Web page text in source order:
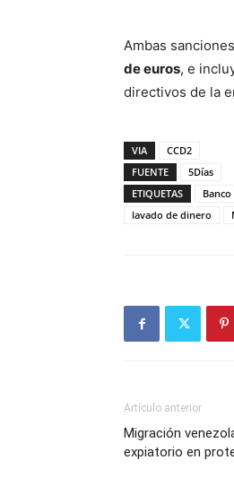
Ambas
de euros, e
directivos de la
VIA
CCD2
FUENTE
5Días
ETIQUETAS
Banco
lavado de dinero
Artículo anterior
Migración
expiatorio en